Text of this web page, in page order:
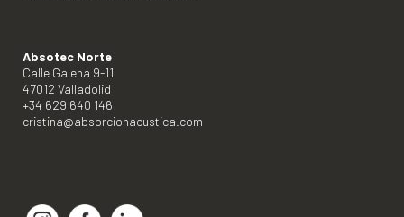
Absotec Norte
Calle Galena 9-11
47012 Valladolid
+34 629 640 146
cristina@absorcionacustica.com